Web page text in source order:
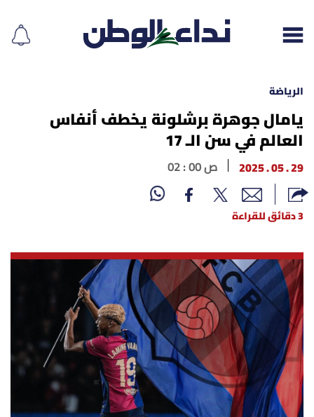
إقرأ الجريدة
لبنان
الغلاف
نداء اليوم
محليات
أسرار
متفرقات
نداء القرّاء
الرياضة
يامال جوهرة برشلونة يخطف أنفاس
العالم في سن الـ 17
29 . 05 . 2025 02 : 00 ص
3 دقائق للقراءة